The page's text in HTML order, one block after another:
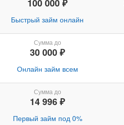
100 000 ₽
Быстрый займ онлайн
Сумма до
30 000 ₽
Онлайн займ всем
Сумма до
14 996 ₽
Первый займ под 0%